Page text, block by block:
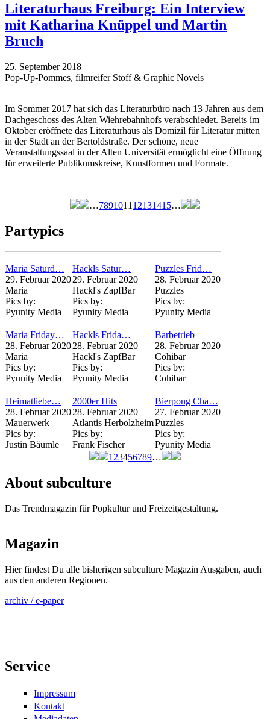
Literaturhaus Freiburg: Ein Interview
mit Katharina Knüppel und Martin
Bruch
25. September 2018
Pop-Up-Pommes, filmreifer Stoff & Graphic Novels
Im Sommer 2017 hat sich das Literaturbüro nach 13 Jahren aus dem
Dachgeschoss des Alten Wiehrebahnhofs verabschiedet. Bereits im
Oktober eröffnete das Literaturhaus als Domizil für Literatur mitten
in der Stadt an der Bertoldstraße. Der schöne, neue
Veranstaltungssaal in der Alten Universität ermöglicht eine Öffnung
für erweiterte Publikumskreise, Kunstformen und Formate.
…7891011 12131415…
Partypics
Maria Saturd…
29. Februar 2020
Maria
Pics by:
Pyunity Media
Hackls Satur…
29. Februar 2020
Hackl's ZapfBar
Pics by:
Pyunity Media
Puzzles Frid…
28. Februar 2020
Puzzles
Pics by:
Pyunity Media
Maria Friday…
28. Februar 2020
Maria
Pics by:
Pyunity Media
Hackls Frida…
28. Februar 2020
Hackl's ZapfBar
Pics by:
Pyunity Media
Barbetrieb
28. Februar 2020
Cohibar
Pics by:
Cohibar
Heimatliebe…
28. Februar 2020
Mauerwerk
Pics by:
Justin Bäumle
2000er Hits
28. Februar 2020
Atlantis Herbolzheim
Pics by:
Frank Fischer
Bierpong Cha…
27. Februar 2020
Puzzles
Pics by:
Pyunity Media
1 23456789…
About subculture
Das Trendmagazin für Popkultur und Freizeitgestaltung.
Magazin
Hier findest Du alle bisherigen subculture Magazin Ausgaben, auch
aus den anderen Regionen.
archiv / e-paper
Service
Impressum
Kontakt